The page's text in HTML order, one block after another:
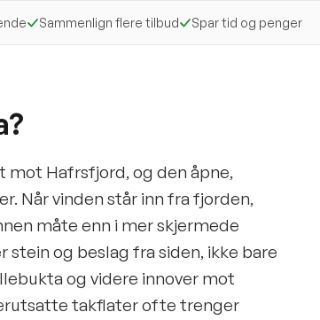
Sammenlign flere tilbud Spar tid og penger
mot Hafrsfjord, og den åpne,
Når vinden står inn fra fjorden,
måte enn i mer skjermede
stein og beslag fra siden, ikke bare
og videre innover mot
takflater ofte trenger